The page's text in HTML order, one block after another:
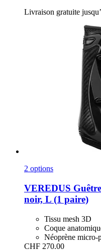
Livraison gratuite
2 options
VEREDUS
noir, L (1 paire)
Tissu mesh 3D
Coque
Néoprène micro-
CHF 270.00